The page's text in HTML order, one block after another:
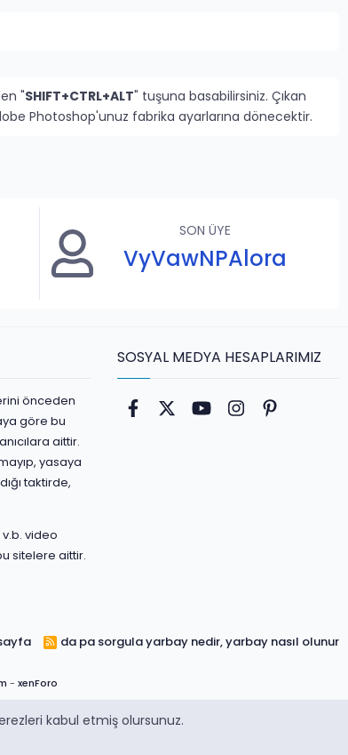
"SHIFT+CTRL+ALT" tuşuna basabilirsiniz. Çıkan
Photoshop'unuz fabrika ayarlarına dönecektir.
SON ÜYE
VyVawNPAlora
önceden
göre bu
aittir.
yasaya
taktirde,
video
sitelere aittir.
SOSYAL MEDYA HESAPLARIMIZ
Facebook
Twitter youtubeInstagram
da pa sorgulayarbay nedir, yarbay nasıl olunur
R
S
- xenForo
kabul etmiş olursunuz.